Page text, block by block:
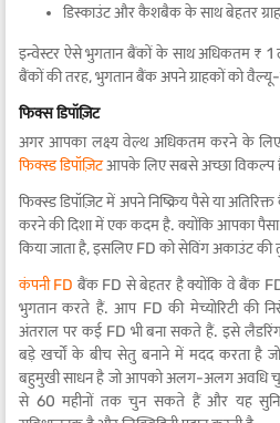
डिस्काउंट और कैशबैक के साथ बेहतर
इन्वेस्टर ऐसे भुगतान बैंकों के साथ अधिकतम ₹ 1
बैंकों की तरह, भुगतान बैंक अपने ग्राहकों को वैल्यू-
फिक्स डिपॉज़िट
अगर आपका लक्ष्य वेल्थ अधिकतम करने के लिए
फिक्स्ड डिपॉज़िटआपके लिए सबसे अच्छा विकल्प
फिक्स्ड डिपॉज़िट में अपने निष्क्रिय पैसे या
करने की दिशा में एक कदम है. क्योंकि आपका पैसा
किया जाता है, इसलिए FD को सेविंग अकाउंट की
कंपनी FD बैंक FD से बेहतर है क्योंकि वे बैंक
भुगतान करते हैं. आप FD की मेच्योरिटी की
अंतराल पर कई FD भी बना सकते हैं. इसे
बड़े खर्चों के बीच सेतु बनाने में मदद करता है
बहुमुखी साधन है जो आपको अलग-अलग अवधि
से 60 महीनों तक चुन सकते हैं और यह